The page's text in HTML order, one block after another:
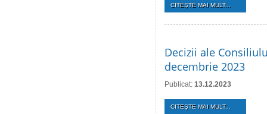
CITEŞTE MAI MULT...
Decizii ale
decembrie 2023
Publicat: 13.12.2023
CITEŞTE MAI MULT...